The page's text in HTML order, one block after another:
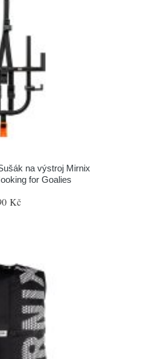
na výstroj Mirnix
for Goalies
Kč